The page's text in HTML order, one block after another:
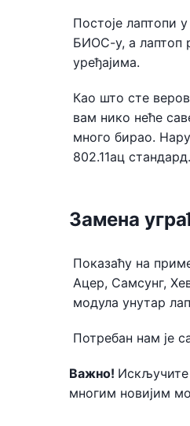
Постоје лаптопи
БИОС-у, а лаптоп
уређајима.
Као што сте
вам нико неће
много бирао.
802.11ац
Замена
Показаћу на
Ацер, Самсунг,
модула унутар
Потребан нам је
Важно! Искључите
многим новијим